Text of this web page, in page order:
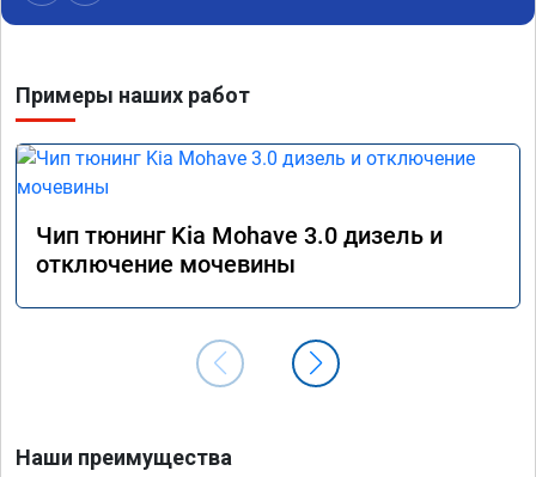
Примеры наших работ
Чип тюнинг Kia Mohave 3.0 дизель и
отключение мочевины
Наши преимущества